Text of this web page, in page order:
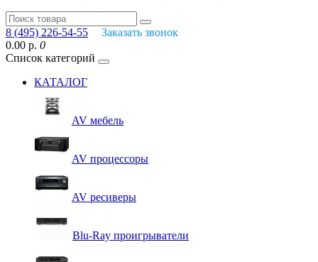
8 (495) 226-54-55
Заказать звонок
0.00 р. 0
Список категорий
КАТАЛОГ
AV мебель
AV процессоры
AV ресиверы
Blu-Ray проигрыватели